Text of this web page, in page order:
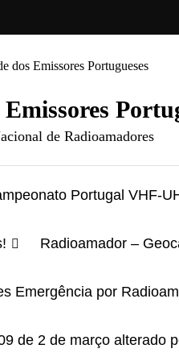
de Radioamadores
Portugal VHF-
Radioamador –
Emergência por
de 2 de março alterado